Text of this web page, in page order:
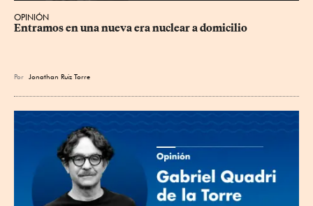
OPINIÓN
Entramos en una nueva era nuclear a domicilio
Por Jonathan Ruiz Torre